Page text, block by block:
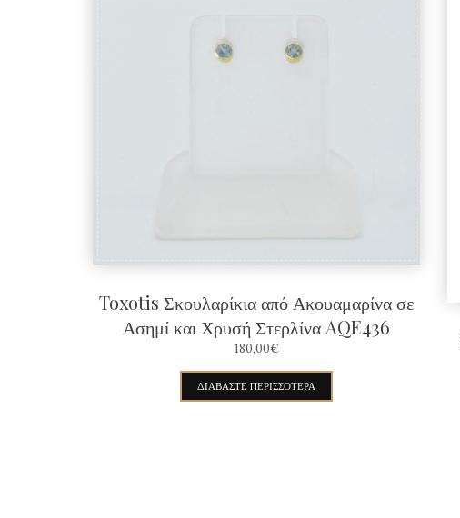
Toxotis Σκουλαρίκια από Ακουαμαρίνα σε
Ασημί και Χρυσή Στερλίνα AQE436
180,00€
ΔΙΑΒΆΣΤΕ ΠΕΡΙΣΣΌΤΕΡΑ